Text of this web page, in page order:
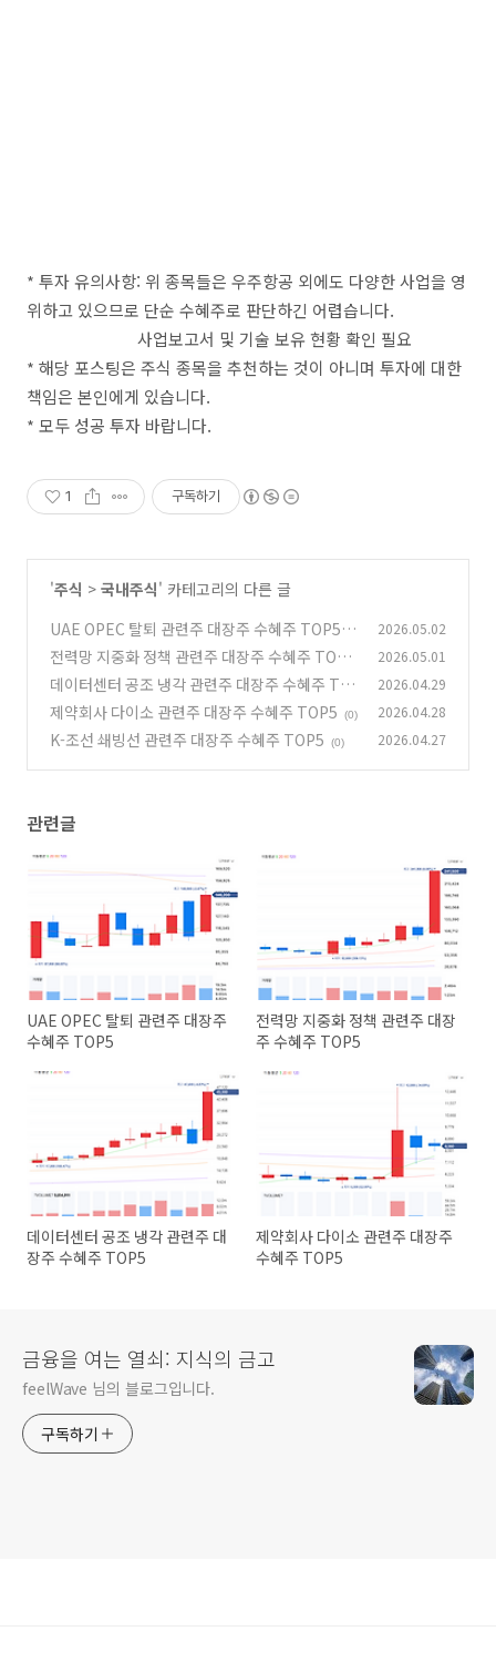
* 투자 유의사항: 위 종목들은 우주항공 외에도 다양한 사업을 영
위하고 있으므로 단순 수혜주로 판단하긴 어렵습니다.
사업보고서 및 기술 보유 현황 확인 필요
* 해당 포스팅은 주식 종목을 추천하는 것이 아니며 투자에 대한
책임은 본인에게 있습니다.
* 모두 성공 투자 바랍니다.
1 구독하기
'주식 > 국내주식' 카테고리의 다른 글
UAE OPEC 탈퇴 관련주 대장주 수혜주 TOP5
(0)
2026.05.02
전력망 지중화 정책 관련주 대장주 수혜주 TOP5
(0)
2026.05.01
데이터센터 공조 냉각 관련주 대장주 수혜주 TO
P5 (0)
2026.04.29
제약회사 다이소 관련주 대장주 수혜주 TOP5 (0) 2026.04.28
K-조선 쇄빙선 관련주 대장주 수혜주 TOP5 (0) 2026.04.27
관련글
UAE OPEC 탈퇴 관련주 대장주
수혜주 TOP5
전력망 지중화 정책 관련주 대장
주 수혜주 TOP5
데이터센터 공조 냉각 관련주 대
장주 수혜주 TOP5
제약회사 다이소 관련주 대장주
수혜주 TOP5
금융을 여는 열쇠: 지식의 금고
feelWave 님의 블로그입니다.
구독하기